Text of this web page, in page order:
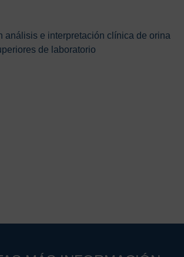
análisis e interpretación clínica de orina
de laboratorio